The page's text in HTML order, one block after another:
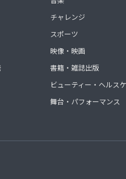
参加したからといって必ず利益
、まだ私達も初めての事で色々
いますがよろしくお願い致しま
チャレンジ
スポーツ
映像・映画
書籍・雑誌出版
ビューティー・ヘルス
舞台・パフォーマンス